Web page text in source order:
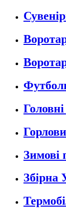
Зимові
Збірна